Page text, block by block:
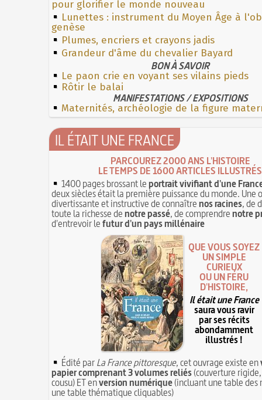
pour glorifier le monde nouveau
Lunettes : instrument du Moyen Âge à
genèse
Plumes, encriers et crayons jadis
Grandeur d'âme du chevalier Bayard
BON À SAVOIR
Le paon crie en voyant ses vilains pieds
Rôtir le balai
MANIFESTATIONS / EXPOSITIONS
Maternités, archéologie de la figure
IL ÉTAIT UNE FRANCE
PARCOUREZ 2000 ANS L'HISTOIRE
LE TEMPS DE 1600 ARTICLES ILLUSTRÉS
1400 pages brossant leportrait vivifiant d'une
deux siècles était la première puissance du monde. Une
divertissante et instructive de connaîtrenos racines, de
toute la richesse denotre passé, de comprendrenotre
d'entrevoir lefutur d'un pays millénaire
QUE VOUS SOYEZ
UN SIMPLE
CURIEUX
OU UN FÉRU
D'HISTOIRE,
Il était une France
saura vous ravir
par ses récits
abondamment
illustrés !
Édité parLa France pittoresque, cet ouvrage existe en
papier comprenant 3 volumes reliés(couverture
cousu) ET enversion numérique(incluant une table des
une table thématique cliquables)